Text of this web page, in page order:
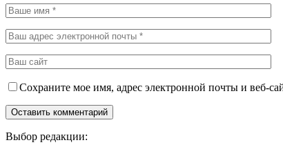
Сохраните мое имя, адрес электронной почты и веб-
Выбор редакции: